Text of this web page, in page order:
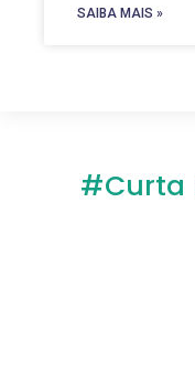
SAIBA MAIS »
#Curta